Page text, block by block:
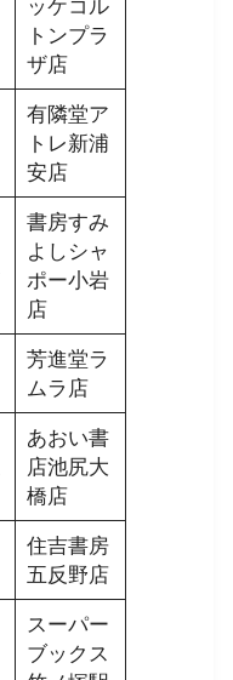
ッケコル
トンプラ
ザ店
有隣堂ア
トレ新浦
安店
書房すみ
よしシャ
ポー小岩
店
芳進堂ラ
ムラ店
あおい書
店池尻大
橋店
住吉書房
五反野店
スーパー
ブックス